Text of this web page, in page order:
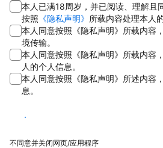
本人已满18周岁，并已阅读、理解且
按照 《隐私声明》 所载内容处理本人
本人同意按照《隐私声明》所载内容
境传输。
本人同意按照《隐私声明》所载内容
人的个人信息。
本人同意按照《隐私声明》所述内容
息。
同意
不同意并关闭网页/应用程序